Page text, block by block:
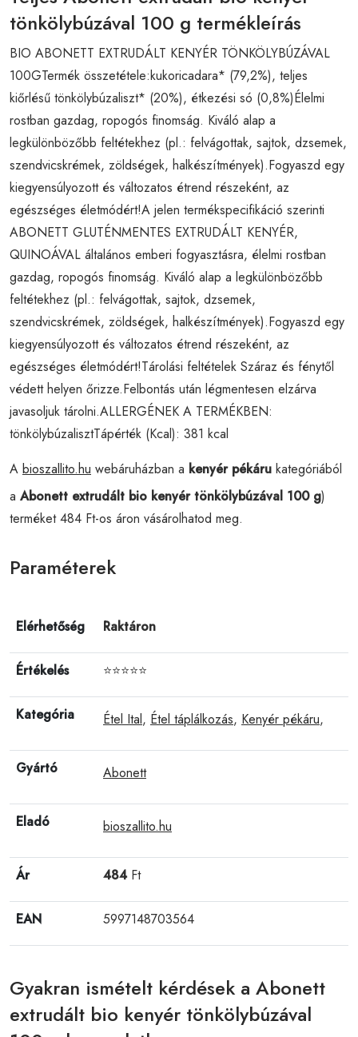
tönkölybúzával 100 g termékleírás
BIO ABONETT EXTRUDÁLT KENYÉR TÖNKÖLYBÚZÁVAL
100GTermék összetétele:kukoricadara* (79,2%), teljes
kiőrlésű tönkölybúzaliszt* (20%), étkezési só (0,8%)Élelmi
rostban gazdag, ropogós finomság. Kiváló alap a
legkülönbözőbb feltétekhez (pl.: felvágottak, sajtok, dzsemek,
szendvicskrémek, zöldségek, halkészítmények).Fogyaszd egy
kiegyensúlyozott és változatos étrend részeként, az
egészséges életmódért!A jelen termékspecifikáció szerinti
ABONETT GLUTÉNMENTES EXTRUDÁLT KENYÉR,
QUINOÁVAL általános emberi fogyasztásra, élelmi rostban
gazdag, ropogós finomság. Kiváló alap a legkülönbözőbb
feltétekhez (pl.: felvágottak, sajtok, dzsemek,
szendvicskrémek, zöldségek, halkészítmények).Fogyaszd egy
kiegyensúlyozott és változatos étrend részeként, az
egészséges életmódért!Tárolási feltételek Száraz és fénytől
védett helyen őrizze.Felbontás után légmentesen elzárva
javasoljuk tárolni.ALLERGÉNEK A TERMÉKBEN:
tönkölybúzalisztTápérték (Kcal): 381 kcal
A bioszallito.hu webáruházban a kenyér pékáru kategóriából
a Abonett extrudált bio kenyér tönkölybúzával 100 g)
terméket 484 Ft-os áron vásárolhatod meg.
Paraméterek
Elérhetőség Raktáron
Értékelés ⭐⭐⭐⭐⭐
Kategória Étel Ital, Étel táplálkozás, Kenyér pékáru,
Gyártó Abonett
Eladó bioszallito.hu
Ár 484Ft
EAN 5997148703564
Gyakran ismételt kérdések a Abonett
extrudált bio kenyér tönkölybúzával